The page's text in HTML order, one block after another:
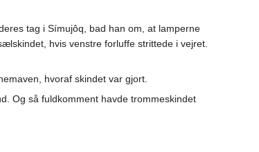
tag i Símujôq, bad han om, at lamperne
hvis venstre forluffe strittede i vejret.
hvoraf skindet var gjort.
Og så fuldkomment havde trommeskindet